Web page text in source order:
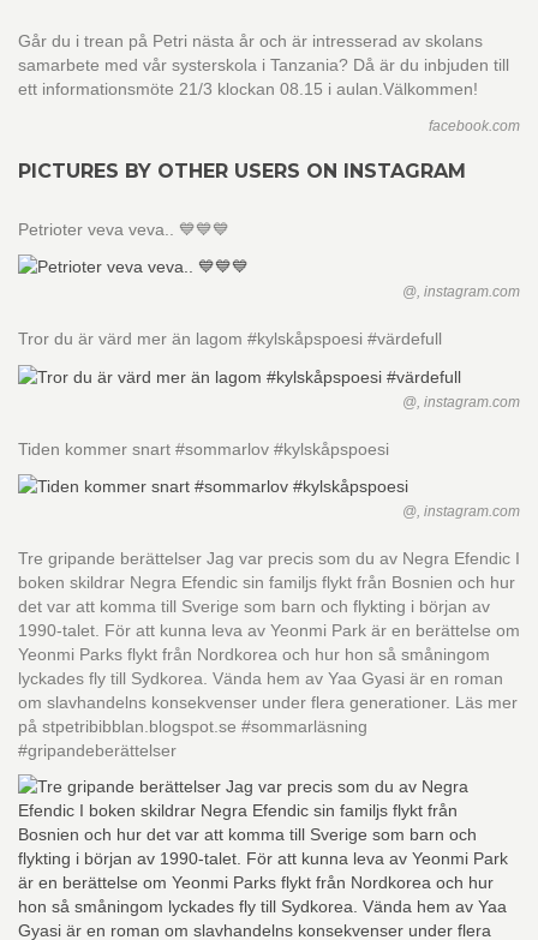
Går du i trean på Petri nästa år och är intresserad av skolans
samarbete med vår systerskola i Tanzania? Då är du inbjuden till
ett informationsmöte 21/3 klockan 08.15 i aulan. ​Välkommen!
facebook.com
PICTURES BY OTHER USERS ON INSTAGRAM
Petrioter veva veva.. 💙💙💙
@, instagram.com
Tror du är värd mer än lagom #kylskåpspoesi #värdefull
@, instagram.com
Tiden kommer snart #sommarlov #kylskåpspoesi
@, instagram.com
Tre gripande berättelser Jag var precis som du av Negra Efendic I
boken skildrar Negra Efendic sin familjs flykt från Bosnien och hur
det var att komma till Sverige som barn och flykting i början av
1990-talet. För att kunna leva av Yeonmi Park är en berättelse om
Yeonmi Parks flykt från Nordkorea och hur hon så småningom
lyckades fly till Sydkorea. Vända hem av Yaa Gyasi är en roman
om slavhandelns konsekvenser under flera generationer. Läs mer
på stpetribibblan.blogspot.se #sommarläsning
#gripandeberättelser